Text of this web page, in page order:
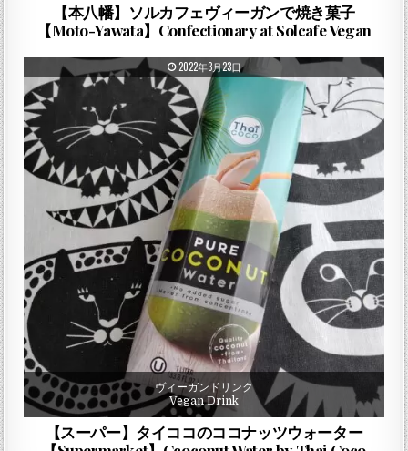
【本八幡】ソルカフェヴィーガンで焼き菓子
【Moto-Yawata】Confectionary at Solcafe Vegan
PUBLISHED DATE:
2022年3月23日
ヴィーガンドリンク
Vegan Drink
【スーパー】タイココのココナッツウォーター